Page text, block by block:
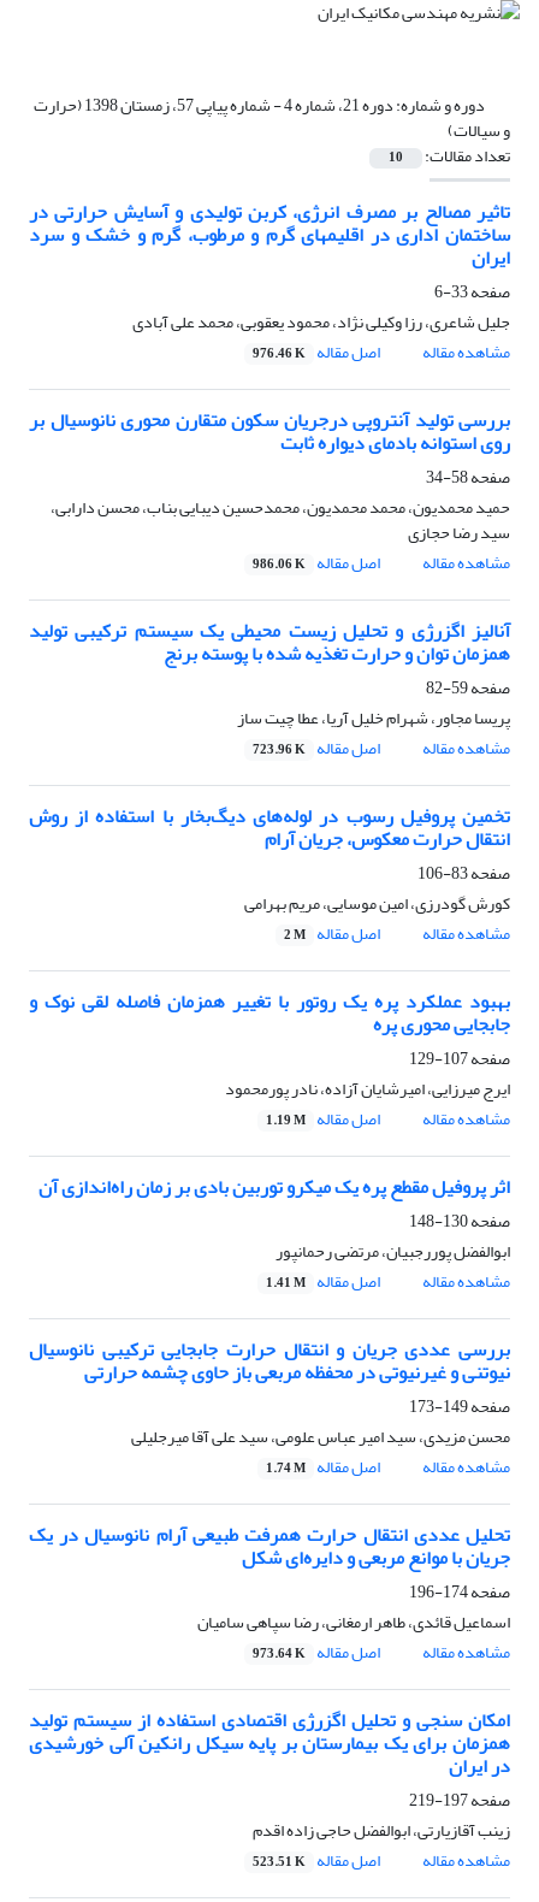
دوره و شماره: دوره 21، شماره 4 - شماره پیاپی 57، زمستان 1398 (حرارت
و سیالات)
تعداد مقالات: 10
تاثیر مصالح بر مصرف انرژی، کربن تولیدی و آسایش حرارتی در
ساختمان اداری در اقلیمهای گرم و مرطوب، گرم و خشک و سرد
ایران
صفحه33-6
جلیل شاعری، رزا وکیلی نژاد، محمود یعقوبی، محمد علی آبادی
مشاهده مقاله
اصل مقاله 976.46 K
بررسی تولید آنتروپی درجریان سکون متقارن محوری نانوسیال بر
روی استوانه بادمای دیواره ثابت
صفحه58-34
حمید محمدیون، محمد محمدیون، محمدحسین دیبایی بناب، محسن دارابی،
سید رضا حجازی
مشاهده مقاله
اصل مقاله 986.06 K
آنالیز اگزرژی و تحلیل زیست محیطی یک سیستم ترکیبی تولید
همزمان توان و حرارت تغذیه شده با پوسته برنج
صفحه59-82
پریسا مجاور، شهرام خلیل آریا، عطا چیت ساز
مشاهده مقاله
اصل مقاله 723.96 K
تخمین پروفیل رسوب در لوله‌های دیگ‌بخار با استفاده از روش
انتقال حرارت معکوس، جریان آرام
صفحه83-106
کورش گودرزی، امین موسایی، مریم بهرامی
مشاهده مقاله
اصل مقاله 2 M
بهبود عملکرد پره یک روتور با تغییر همزمان فاصله لقی نوک و
جابجایی محوری پره
صفحه107-129
ایرج میرزایی، امیرشایان آزاده، نادر پورمحمود
مشاهده مقاله
اصل مقاله 1.19 M
اثر پروفیل مقطع پره یک میکرو توربین بادی بر زمان راه‌اندازی آن
صفحه130-148
ابوالفضل پوررجبیان، مرتضی رحمانپور
مشاهده مقاله
اصل مقاله 1.41 M
بررسی عددی جریان و انتقال حرارت جابجایی ترکیبی نانوسیال
نیوتنی و غیرنیوتی در محفظه مربعی باز حاوی چشمه حرارتی
صفحه149-173
محسن مزیدی، سید امیر عباس علومی، سید علی آقا میرجلیلی
مشاهده مقاله
اصل مقاله 1.74 M
تحلیل عددی انتقال حرارت همرفت طبیعی آرام نانوسیال در یک
جریان با موانع مربعی و دایره‌ای شکل
صفحه174-196
اسماعیل قائدی، طاهر ارمغانی، رضا سپاهی سامیان
مشاهده مقاله
اصل مقاله 973.64 K
امکان سنجی و تحلیل اگزرژی اقتصادی استفاده از سیستم تولید
همزمان برای یک بیمارستان بر پایه سیکل رانکین آلی خورشیدی
در ایران
صفحه197-219
زینب آقازیارتی، ابوالفضل حاجی زاده اقدم
مشاهده مقاله
اصل مقاله 523.51 K